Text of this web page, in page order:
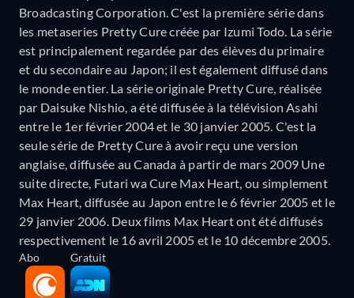
Broadcasting Corporation. C'est la première série dans
les metaseries Pretty Cure créée par Izumi Todo. La série
est principalement regardée par des élèves du primaire
et du secondaire au Japon; il est également diffusé dans
le monde entier. La série originale Pretty Cure, réalisée
par Daisuke Nishio, a été diffusée à la télévision Asahi
entre le 1er février 2004 et le 30 janvier 2005. C'est la
seule série de Pretty Cure à avoir reçu une version
anglaise, diffusée au Canada à partir de mars 2009 Une
suite directe, Futari wa Cure Max Heart, ou simplement
Max Heart, diffusée au Japon entre le 6 février 2005 et le
29 janvier 2006. Deux films Max Heart ont été diffusés
respectivement le 16 avril 2005 et le 10 décembre 2005.
Abo Gratuit